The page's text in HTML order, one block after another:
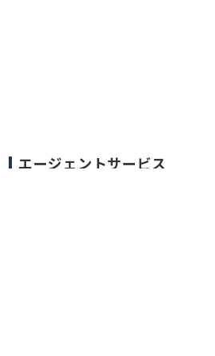
エージェントサービス